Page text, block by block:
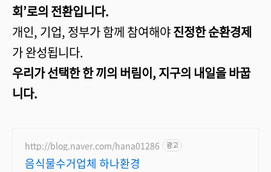
회’로의 전환입니다.
개인, 기업, 정부가 함께 참여해야진정한 순환경제
가 완성됩니다.
우리가 선택한 한 끼의 버림이, 지구의 내일을 바꿉
니다.
http://blog.naver.com/hana01286 광고
음식물수거업체 하나환경